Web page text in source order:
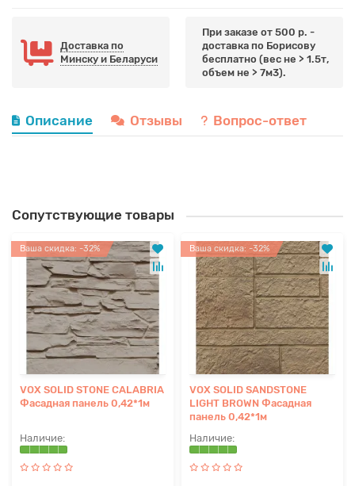
Доставка по
Минску и Беларуси
При заказе от 500 р. -
доставка по Борисову
бесплатно (вес не > 1.5т,
объем не > 7м3).
Описание Отзывы Вопрос-ответ
Сопутствующие товары
Ваша скидка: -32%
VOX SOLID STONE CALABRIA
Фасадная панель 0,42*1м
Ваша скидка: -32%
VOX SOLID SANDSTONE
LIGHT BROWN Фасадная
панель 0,42*1м